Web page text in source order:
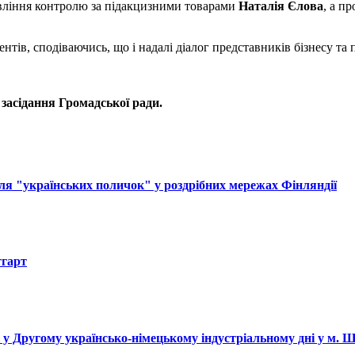
контролю за підакцизними товарами Наталія Єлова, а
сподіваючись, що і надалі діалог представників бізнесу
Громадської ради.
"українських поличок" у роздрібних мережах Фінляндії
Другому українсько-німецькому індустріальному дні у м.